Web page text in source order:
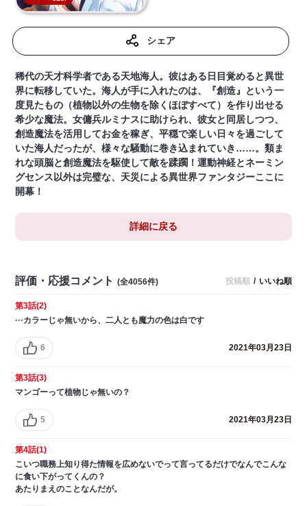
シェア
稀代の天才科学者である天地海人。彼はある日目覚めると異世
界に転移していた。海人が手に入れたのは、『創造』という一
度見たもの（植物以外の生物を除くほぼすべて）を作り出せる
希少な魔法。女傭兵ルミナスに助けられ、彼女と同居しつつ、
創造魔法を活用してお金を稼ぎ、平穏で楽しい日々を過ごして
いた海人だったが、様々な騒動に巻き込まれていき……。類ま
れな頭脳と創造魔法を駆使して敵を蹂躙！運動神経とネーミン
グセンス以外は完璧な、天災による異世界ファンタジーここに
開幕！
詳細に戻る
評価・応援コメント (全4056件) 投稿順 / いいね順
第3話(2)
···カラーじゃ無いから、二人とも魔力の色は白です
6 2021年03月23日
第3話(3)
マンゴーって植物じゃ無いの？
5 2021年03月23日
第4話(1)
こいつ職務上知り得た情報を広めないでって言ってるだけでなんでこんな
に食い下がってくんの？
あたりまえのことなんだが。